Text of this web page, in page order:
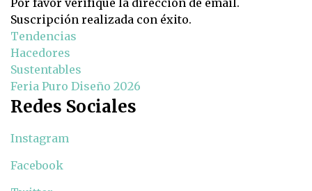
Por favor verifique la dirección de email.
Suscripción realizada con éxito.
Tendencias
Hacedores
Sustentables
Feria Puro Diseño 2026
Redes Sociales
Instagram
Facebook